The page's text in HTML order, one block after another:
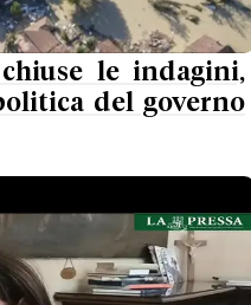
le indagini,
del governo